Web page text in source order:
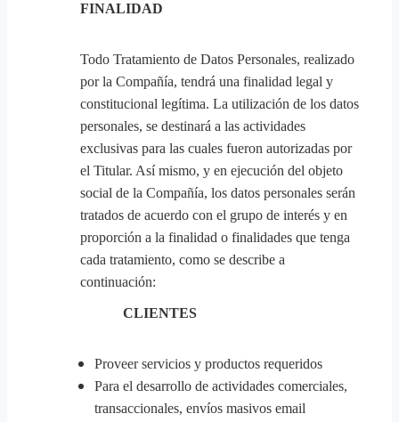
FINALIDAD
Todo Tratamiento de Datos Personales, realizado
por la Compañía, tendrá una finalidad legal y
constitucional legítima. La utilización de los datos
personales, se destinará a las actividades
exclusivas para las cuales fueron autorizadas por
el Titular. Así mismo, y en ejecución del objeto
social de la Compañía, los datos personales serán
tratados de acuerdo con el grupo de interés y en
proporción a la finalidad o finalidades que tenga
cada tratamiento, como se describe a
continuación:
CLIENTES
Proveer servicios y productos requeridos
Para el desarrollo de actividades comerciales,
transaccionales, envíos masivos email